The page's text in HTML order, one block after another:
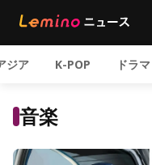
ジア K-POP ドラマ
音楽